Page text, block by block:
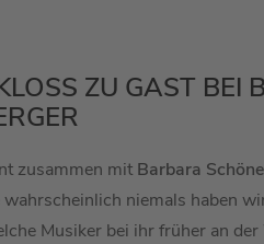
ZU GAST BEI
zusammen mit Barbara
niemals haben
Musiker bei ihr früher an